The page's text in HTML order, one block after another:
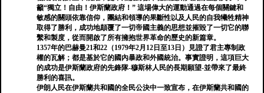
籲“獨立！自由！伊斯蘭政府！” 這場偉大的運動通過在每個關鍵和
敏感的關頭依靠信仰，團結和領導的果斷性以及人民的自我犧牲精神
取得了勝利，成功地顛覆了一切帝國主義的思想並摧毀了一切它的聯
繫和製度，從而開啟了所有擁抱世界革命的歷史的新篇章。
1357年的巴赫曼21和22（1979年2月12日至13日）見證了君主專制政
權的瓦解；都是基於它的國內暴政和外國統治。事實證明，這項巨大
的成功是伊斯蘭政府的先鋒隊-穆斯林人民的長期願望-並帶來了最終
勝利的喜訊。
伊朗人民在伊斯蘭共和國的全民公決中一致宣布，在伊斯蘭共和國的